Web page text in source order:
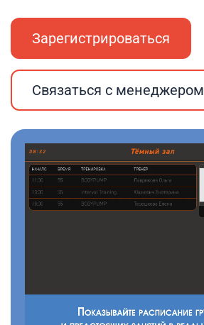
Зарегистрироваться
Связаться с менеджером